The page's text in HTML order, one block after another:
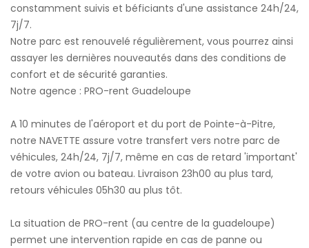
constamment suivis et béficiants d'une assistance 24h/24,
7j/7.
Notre parc est renouvelé régulièrement, vous pourrez ainsi
assayer les dernières nouveautés dans des conditions de
confort et de sécurité garanties.
Notre agence : PRO-rent Guadeloupe
A 10 minutes de l'aéroport et du port de Pointe-à-Pitre,
notre NAVETTE assure votre transfert vers notre parc de
véhicules, 24h/24, 7j/7, même en cas de retard 'important'
de votre avion ou bateau. Livraison 23h00 au plus tard,
retours véhicules 05h30 au plus tôt.
La situation de PRO-rent (au centre de la guadeloupe)
permet une intervention rapide en cas de panne ou